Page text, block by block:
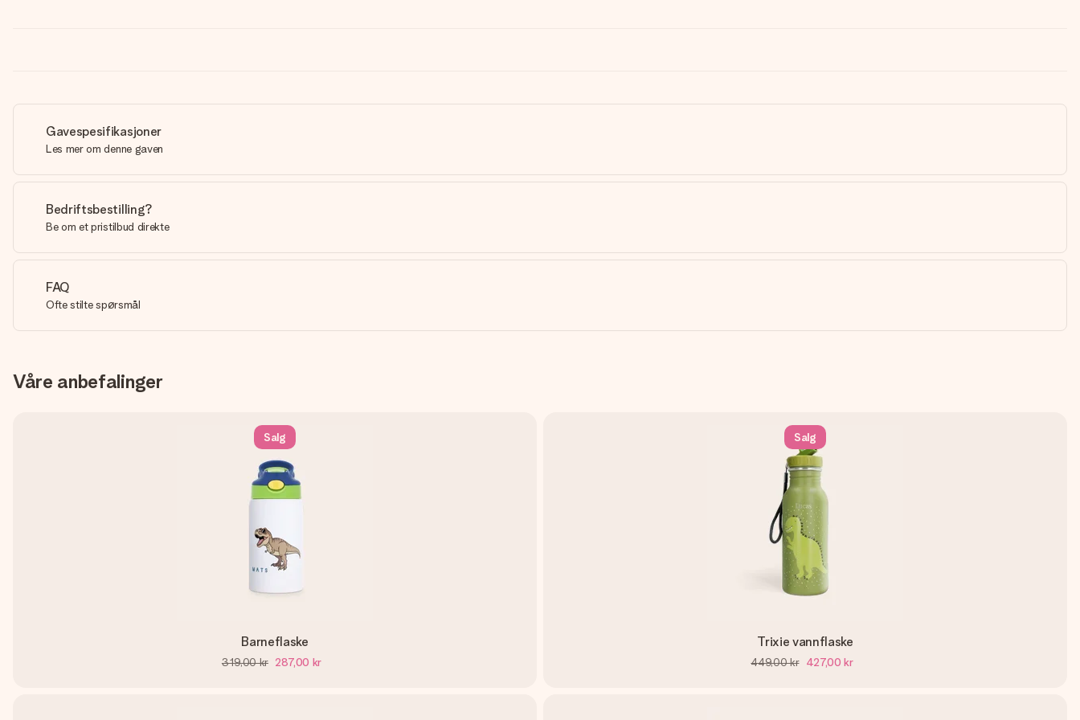
Gavespesifikasjoner
Les mer om denne gaven
Bedriftsbestilling?
Be om et pristilbud direkte
FAQ
Ofte stilte spørsmål
Våre anbefalinger
Salg
Barneflaske
319,00 kr 287,00 kr
Salg
Trixie vannflaske
449,00 kr 427,00 kr